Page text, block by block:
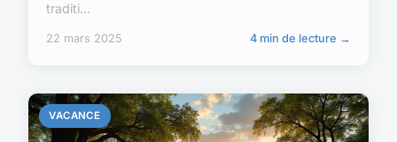
traditi...
22 mars 2025 4 min de lecture →
VACANCE